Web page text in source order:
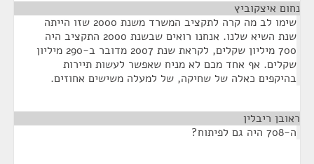
נחום איצקוביץ
שימו לב מה קרה לתקציב המשרד משנת 2000 שזו הייתה
שנת השיא שלנו. אנחנו רואים שבשנת 2000 התקציב היה
700 מיליון שקלים, לקראת שנת 2007 מדובר ב-290 מיליון
שקלים. אף אחד מכם לא מניח שאפשר לעשות תיירות
בהיקפים כאלה של שחיקה, של למעלה משישים אחוזים.
ראובן ריבלין
ה-708 היה גם לפיתוח?